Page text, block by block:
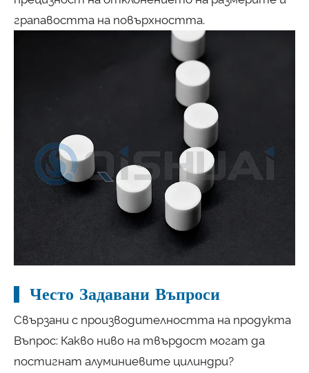
грапавостта на повърхността.
Често Задавани Въпроси
Свързани с производителността на продукта
Въпрос: Какво ниво на твърдост могат да
постигнат алуминиевите цилиндри?